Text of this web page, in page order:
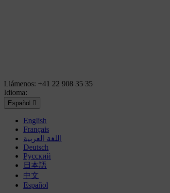
Llámenos: +41 22 908 35 35
Idioma:
Español 
English
Français
اللغة العربية
Deutsch
Русский
日本語
中文
Español